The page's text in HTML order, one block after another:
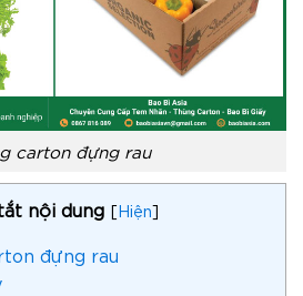
carton đựng rau
nội dung [Hiện]
đựng rau